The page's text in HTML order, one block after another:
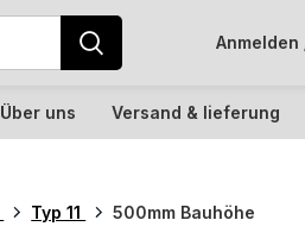
Über uns Versand & lieferung
Typ 11 500mm Bauhöhe